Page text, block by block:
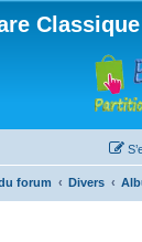
Classique
forum Divers